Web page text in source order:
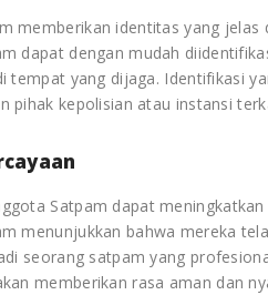
memberikan identitas yang
dapat dengan mudah
tempat yang dijaga. Identifikasi
pihak kepolisian atau instansi
Satpam dapat
menunjukkan bahwa mereka
seorang satpam yang
memberikan rasa aman dan